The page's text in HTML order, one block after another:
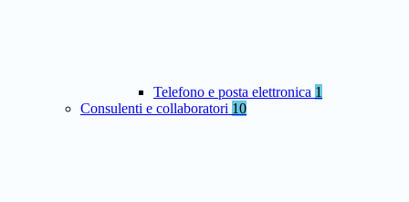
Telefono e posta elettronica 1
Consulenti e collaboratori 10